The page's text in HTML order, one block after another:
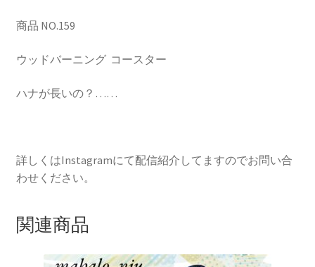
商品 NO.159
ウッドバーニング コースター
ハナが長いの？……
詳しくはInstagramにて配信紹介してますのでお問い合
わせください。
関連商品